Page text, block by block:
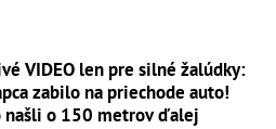
VIDEO len pre silné žalúdky:
zabilo na priechode auto!
našli o 150 metrov ďalej